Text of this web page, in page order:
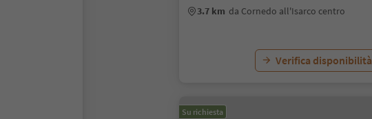
3.7 km da Cornedo all'Isarco centro
Verifica disponibilità
Su richiesta